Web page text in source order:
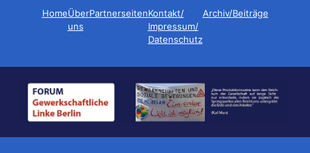
HomeÜber
uns
PartnerseitenKontakt/
Impressum/
Datenschutz
Archiv/Beiträge